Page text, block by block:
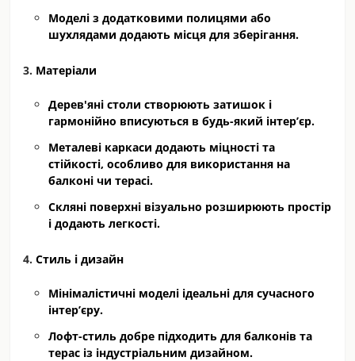
Моделі з додатковими полицями або
шухлядами додають місця для зберігання.
Матеріали
Дерев'яні столи створюють затишок і
гармонійно вписуються в будь-який інтер’єр.
Металеві каркаси додають міцності та
стійкості, особливо для використання на
балконі чи терасі.
Скляні поверхні візуально розширюють простір
і додають легкості.
Стиль і дизайн
Мінімалістичні моделі ідеальні для сучасного
інтер’єру.
Лофт-стиль добре підходить для балконів та
терас із індустріальним дизайном.